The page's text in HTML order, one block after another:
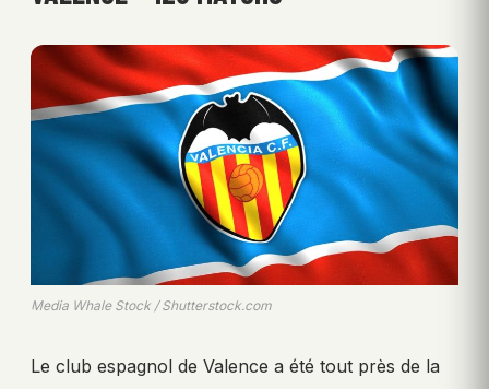
Media Whale Stock / Shutterstock.com
Le club espagnol de Valence a été tout près de la